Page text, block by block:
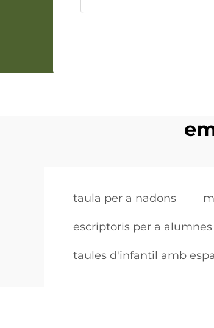
taula per a nadons
escriptoris per a
taules d'infantil amb